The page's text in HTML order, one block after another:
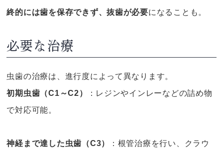
終的には歯を保存できず、抜歯が必要になることも。
必要な治療
虫歯の治療は、進行度によって異なります。
初期虫歯（C1～C2）
：レジンやインレーなどの詰め物
で対応可能。
神経まで達した虫歯（C3） ：根管治療を行い、クラウ